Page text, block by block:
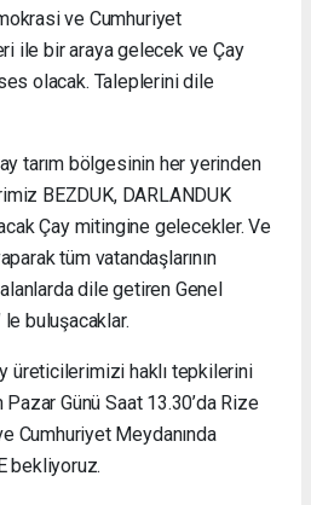
ve Cumhuriyet
ile bir araya gelecek ve Çay
olacak. Taleplerini dile
tarım bölgesinin her yerinden
BEZDUK, DARLANDUK
Çay mitingine gelecekler. Ve
tüm vatandaşlarının
dile getiren Genel
le buluşacaklar.
üreticilerimizi haklı tepkilerini
Günü Saat 13.30’da Rize
Cumhuriyet Meydanında
bekliyoruz.